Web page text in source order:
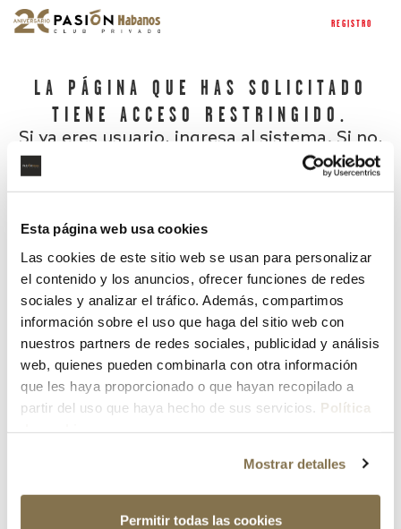
Esta página web usa cookies
Las cookies de este sitio web se usan para personalizar
el contenido y los anuncios, ofrecer funciones de redes
sociales y analizar el tráfico. Además, compartimos
información sobre el uso que haga del sitio web con
nuestros partners de redes sociales, publicidad y análisis
web, quienes pueden combinarla con otra información
que les haya proporcionado o que hayan recopilado a
partir del uso que haya hecho de sus servicios. Política
Mostrar detalles
Permitir todas las cookies
REGISTRO
LA PÁGINA QUE HAS SOLICITADO
TIENE ACCESO RESTRINGIDO.
Si ya eres usuario, ingresa al sistema. Si no,
¿Has olvidado tu contraseña?